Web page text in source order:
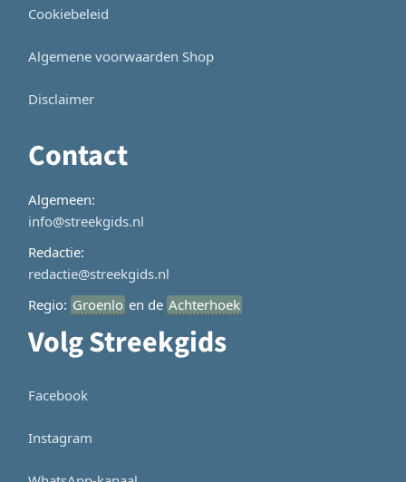
Cookiebeleid
Algemene voorwaarden Shop
Disclaimer
Contact
Algemeen:
info@streekgids.nl
Redactie:
redactie@streekgids.nl
Regio: Groenlo en de Achterhoek
Volg Streekgids
Facebook
Instagram